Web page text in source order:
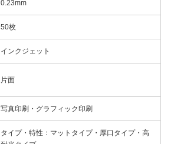
0.23mm
50枚
インクジェット
片面
写真印刷・グラフィック印刷
タイプ・特性：マットタイプ・厚口タイプ・高